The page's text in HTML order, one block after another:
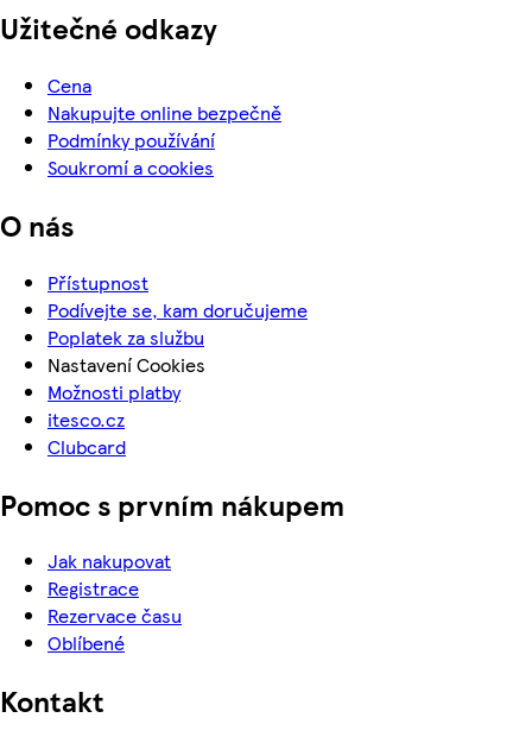
Užitečné odkazy
Cena
Nakupujte online bezpečně
Podmínky používání
Soukromí a cookies
O nás
Přístupnost
Podívejte se, kam doručujeme
Poplatek za službu
Nastavení Cookies
Možnosti platby
itesco.cz
Clubcard
Pomoc s prvním nákupem
Jak nakupovat
Registrace
Rezervace času
Oblíbené
Kontakt